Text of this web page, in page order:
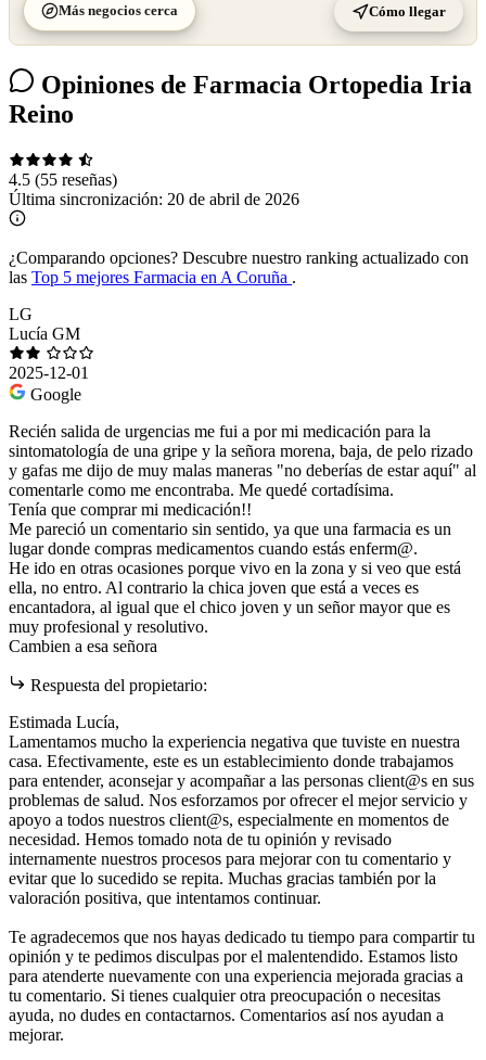
Más negocios cerca Cómo llegar
Opiniones de Farmacia Ortopedia Iria
Reino
4.5 (55 reseñas)
Última sincronización: 20 de abril de 2026
¿Comparando opciones? Descubre nuestro ranking actualizado con
las Top 5 mejores Farmacia en A Coruña .
LG
Lucía GM
2025-12-01
Google
Recién salida de urgencias me fui a por mi medicación para la
sintomatología de una gripe y la señora morena, baja, de pelo rizado
y gafas me dijo de muy malas maneras "no deberías de estar aquí" al
comentarle como me encontraba. Me quedé cortadísima.
Tenía que comprar mi medicación!!
Me pareció un comentario sin sentido, ya que una farmacia es un
lugar donde compras medicamentos cuando estás enferm@.
He ido en otras ocasiones porque vivo en la zona y si veo que está
ella, no entro. Al contrario la chica joven que está a veces es
encantadora, al igual que el chico joven y un señor mayor que es
muy profesional y resolutivo.
Cambien a esa señora
Respuesta del propietario:
Estimada Lucía,
Lamentamos mucho la experiencia negativa que tuviste en nuestra
casa. Efectivamente, este es un establecimiento donde trabajamos
para entender, aconsejar y acompañar a las personas client@s en sus
problemas de salud. Nos esforzamos por ofrecer el mejor servicio y
apoyo a todos nuestros client@s, especialmente en momentos de
necesidad. Hemos tomado nota de tu opinión y revisado
internamente nuestros procesos para mejorar con tu comentario y
evitar que lo sucedido se repita. Muchas gracias también por la
valoración positiva, que intentamos continuar.
Te agradecemos que nos hayas dedicado tu tiempo para compartir tu
opinión y te pedimos disculpas por el malentendido. Estamos listo
para atenderte nuevamente con una experiencia mejorada gracias a
tu comentario. Si tienes cualquier otra preocupación o necesitas
ayuda, no dudes en contactarnos. Comentarios así nos ayudan a
mejorar.